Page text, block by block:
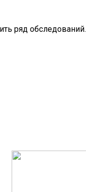
ряд обследований.